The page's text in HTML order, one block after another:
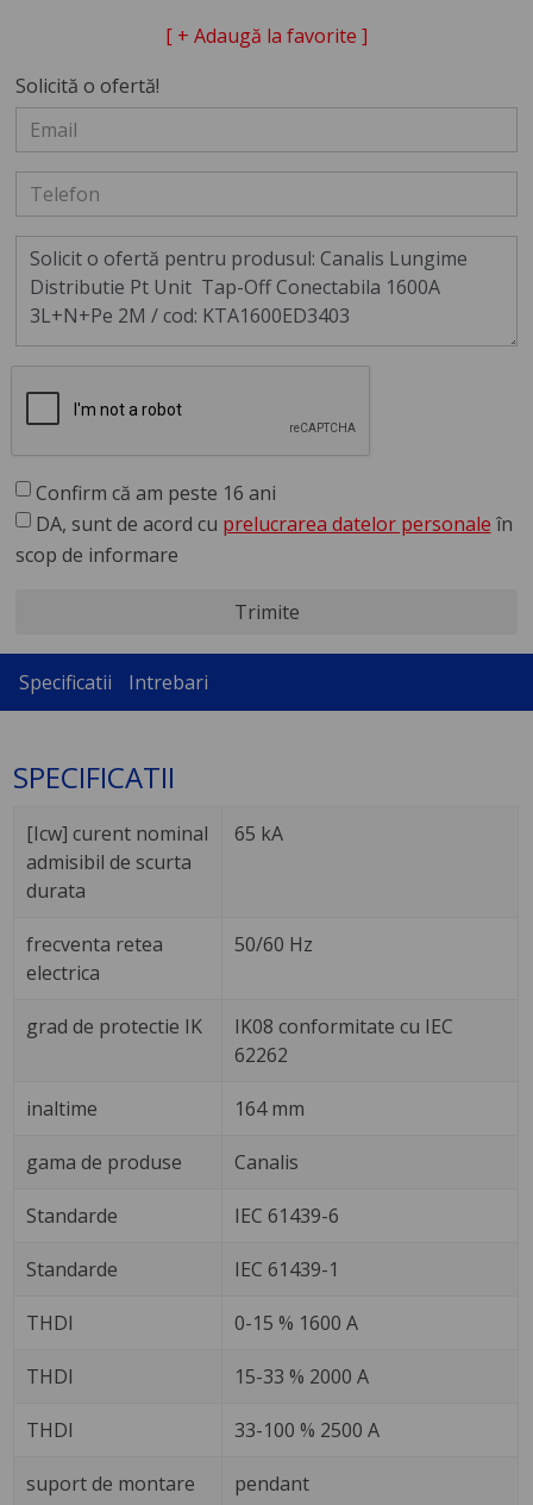
[ + Adaugă la favorite ]
Solicită o ofertă!
Confirm că am peste 16 ani
DA, sunt de acord cu prelucrarea datelor personale în
scop de informare
Trimite
Specificatii Intrebari
SPECIFICATII
[Icw] curent nominal
admisibil de scurta
durata
65 kA
frecventa retea
electrica
50/60 Hz
grad de protectie IK
IK08 conformitate cu IEC
62262
inaltime 164 mm
gama de produse Canalis
Standarde IEC 61439-6
Standarde IEC 61439-1
THDI 0-15 % 1600 A
THDI 15-33 % 2000 A
THDI 33-100 % 2500 A
suport de montare pendant